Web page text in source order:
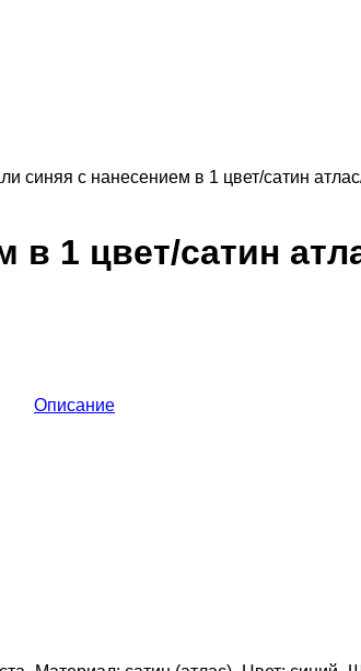
синяя с нанесением в 1 цвет/сатин
в 1 цвет/сатин
Описание